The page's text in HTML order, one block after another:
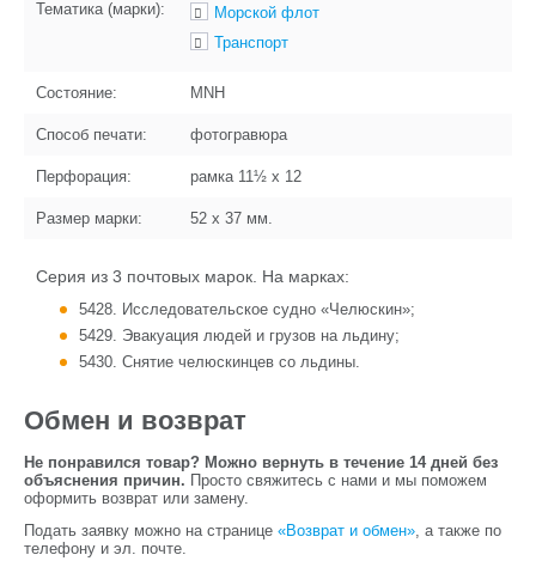
Тематика (марки):
Морской флот
Транспорт
Состояние: MNH
Способ печати: фотогравюра
Перфорация: рамка 11½ x 12
Размер марки: 52 x 37 мм.
Серия из 3 почтовых марок. На марках:
5428. Исследовательское судно «Челюскин»;
5429. Эвакуация людей и грузов на льдину;
5430. Снятие челюскинцев со льдины.
Обмен и возврат
Не понравился товар? Можно вернуть в течение 14 дней без
объяснения причин. Просто свяжитесь с нами и мы поможем
оформить возврат или замену.
Подать заявку можно на странице «Возврат и обмен», а также по
телефону и эл. почте.